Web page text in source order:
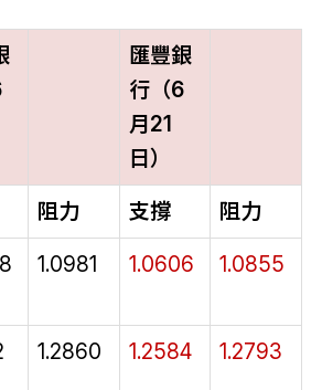
匯豐銀
行（6
月21
日）
阻力 支撐
阻力
1.0981 1.0606 1.0855
1.2860 1.2584 1.2793